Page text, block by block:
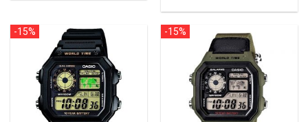
-15% -15%